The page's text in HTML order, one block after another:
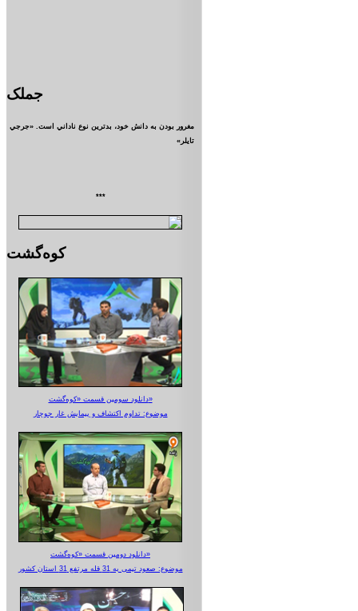
جملک
مغرور بودن به دانش خود، بدترين نوع ناداني است. «جرجي
تايلر»
***
کوه‌گشت
دانلود سومین قسمت «کوه‌گشت»
موضوع: تداوم اکتشاف و پیمایش غار جوجار
دانلود دومین قسمت «کوه‌گشت»
موضوع: صعود تیمی به 31 قله مرتفع 31 استان کشور